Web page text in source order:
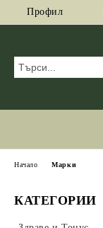
Профил
КАТЕГОРИИ
Начало Марки